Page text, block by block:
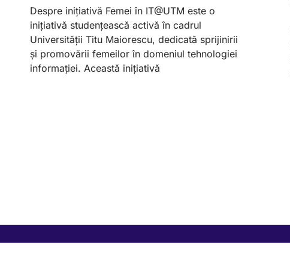
Despre inițiativă Femei în IT@UTM este o
inițiativă studențească activă în cadrul
Universității Titu Maiorescu, dedicată sprijinirii
și promovării femeilor în domeniul tehnologiei
informației. Această inițiativă